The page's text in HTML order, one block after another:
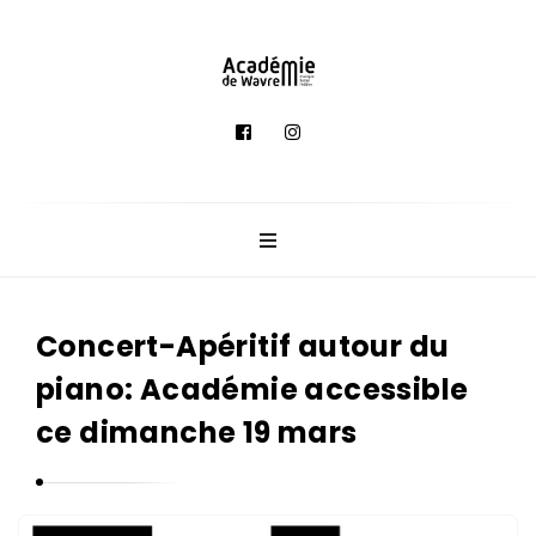
e
d
e
M
u
s
Concert-Apéritif autour du
piano: Académie accessible
ce dimanche 19 mars